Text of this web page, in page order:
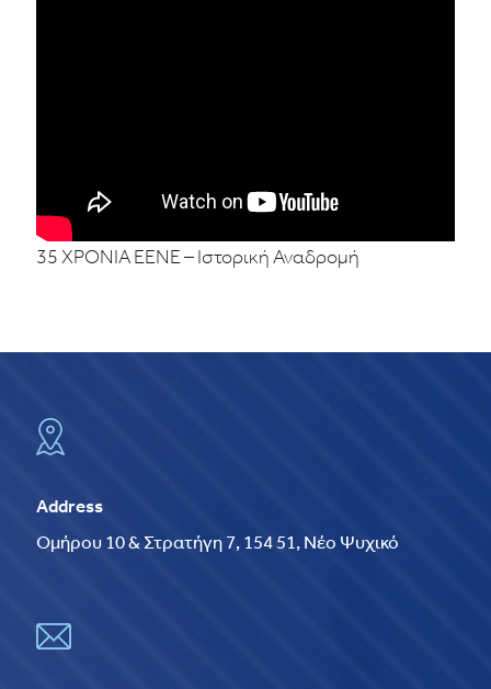
35 ΧΡΟΝΙΑ ΕΕΝΕ – Ιστορική Αναδρομή
Address
Ομήρου 10 & Στρατήγη 7, 154 51, Νέο Ψυχικό